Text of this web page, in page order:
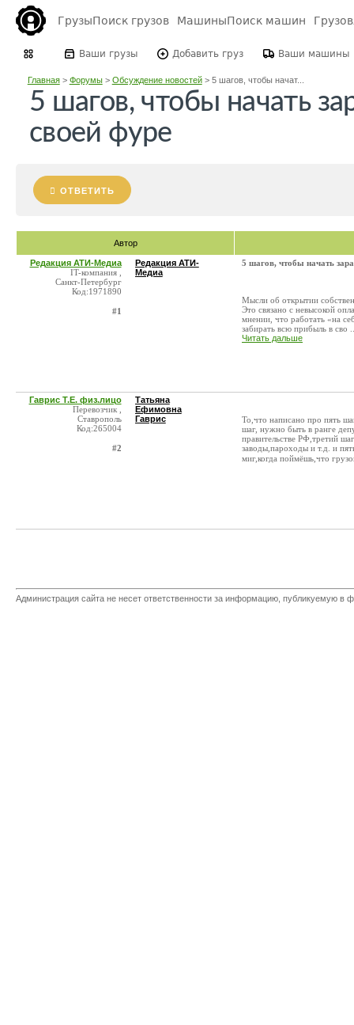
ГрузыПоиск грузов МашиныПоиск машин
Ваши грузы Добавить груз Ваши машины
Главная> Форумы> Обсуждение новостей> 5 шагов, чтобы начат...
5 шагов, чтобы начать
своей фуре
ОТВЕТИТЬ
Автор
Редакция АТИ-Медиа
IT-компания ,
Санкт-Петербург
Код:1971890
#1
Редакция АТИ-
Медиа
5 шагов, чтобы начать
Мысли об открытии
Это связано с невысокой
мнении, что работать «на
забирать всю прибыль в сво
Читать дальше
Гаврис Т.Е. физ.лицо
Перевозчик ,
Ставрополь
Код:265004
#2
Татьяна
Ефимовна
Гаврис
То,что написано про пять
шаг, нужно быть в ранге
правительстве РФ,третий
заводы,пароходы и т.д. и
миг,когда поймёшь,что
Администрация сайта не несет ответственности за информацию, публикуемую